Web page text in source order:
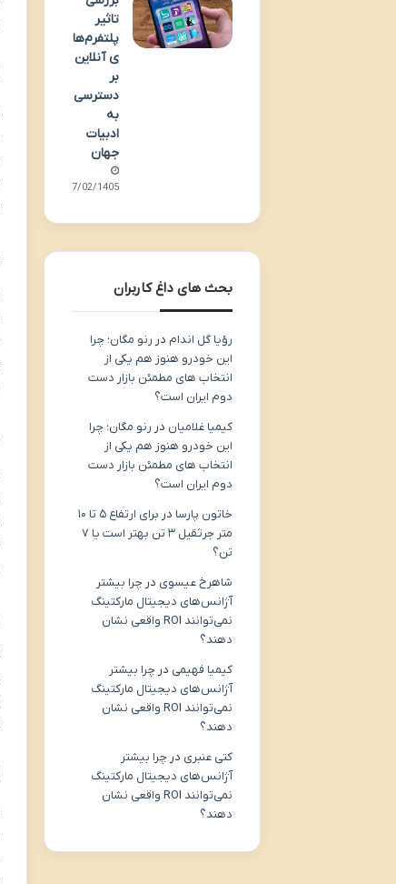
تاثیر
پلتفرم‌ها
ی آنلاین
بر
دسترسی
به
ادبیات
جهان
17/02/1405
بحث های داغ کاربران
رؤیا گل اندام در رنو مگان؛ چرا
این خودرو هنوز هم یکی از
انتخاب های مطمئن بازار دست
دوم ایران است؟
کیمیا غلامیان در رنو مگان؛ چرا
این خودرو هنوز هم یکی از
انتخاب های مطمئن بازار دست
دوم ایران است؟
خاتون پارسا در
برای ارتفاع ۵ تا ۱۰
متر جرثقیل ۳ تن بهتر است یا ۷
تن؟
شاهرخ عیسوی در چرا بیشتر
آژانس‌های دیجیتال مارکتینگ
نمی‌توانند ROI واقعی نشان
دهند؟
کیمیا فهیمی در چرا بیشتر
آژانس‌های دیجیتال مارکتینگ
نمی‌توانند ROI واقعی نشان
دهند؟
کتی عنبری در چرا بیشتر
آژانس‌های دیجیتال مارکتینگ
نمی‌توانند ROI واقعی نشان
دهند؟